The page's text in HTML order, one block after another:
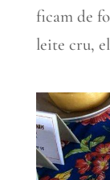
ficam de
leite cru,